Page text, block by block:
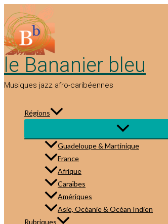
au
contenu
le Bananier bleu
Musiques jazz afro-caribéennes
Régions
Guadeloupe & Martinique
France
Afrique
Caraïbes
Amériques
Asie, Océanie & Océan Indien
Rubriques